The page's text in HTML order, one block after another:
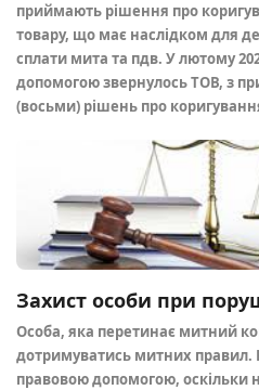
приймають рішення про
товару, що має наслідком для
сплати мита та пдв. У лютому
допомогою звернулось ТОВ, з
(восьми) рішень про
Особа, яка перетинає митний
дотримуватись митних правил.
правовою допомогою, оскільки